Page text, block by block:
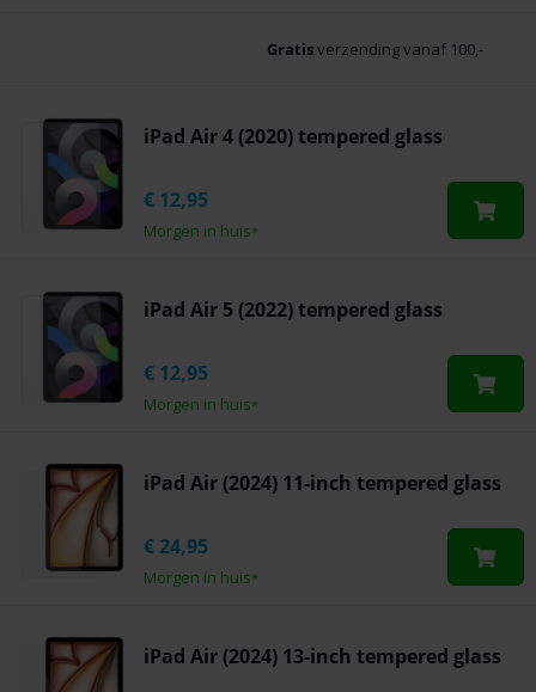
iPad Air 4 (2020) tempered glass
Morgen in huis*
€ 12,95
iPad Air 5 (2022) tempered glass
Morgen in huis*
€ 12,95
verzending vanaf 100,-
iPad Air (2024) 11-inch tempered glass
Morgen in huis*
€ 24,95
iPad Air (2024) 13-inch tempered glass